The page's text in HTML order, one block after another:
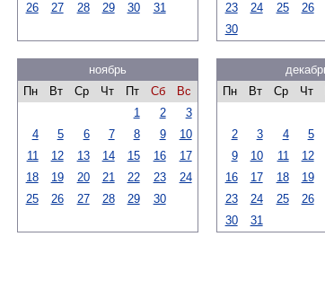
26
27 28 29 30 31
23
24 25 26
30
ноябрь
Пн
Вт Ср Чт Пт Сб
Вс
1
2
3
4
5 6 7 8 9
10
11
12 13 14 15 16
17
18
19 20 21 22 23
24
25
26 27 28 29 30
Пн
Вт Ср Чт
2
3 4 5
9
10 11 12
16
17 18 19
23
24 25 26
30
31